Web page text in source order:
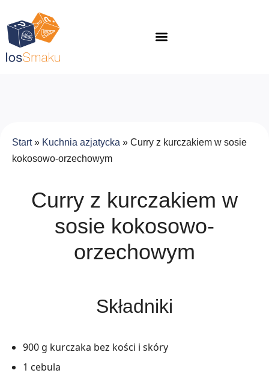
Start» Kuchnia azjatycka » Curry z kurczakiem w sosie
kokosowo-orzechowym
Curry z kurczakiem w
sosie kokosowo-
orzechowym
Składniki
900 g kurczaka bez kości i skóry
1 cebula